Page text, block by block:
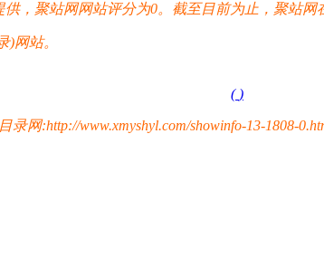
，聚站网网站评分为0。截至目前为止，聚站网
网站。
( )
网:http://www.xmyshyl.com/showinfo-13-1808-